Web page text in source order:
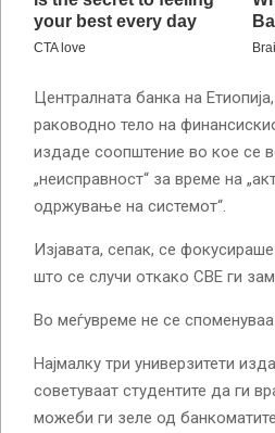
Централната банка на
раководно тело на
издаде соопштение во кое се
„неисправност“ за време на
одржување на системот“.
Изјавата, сепак, се
што се случи откако CBE ги
Во меѓувреме не се споменуваа
Најмалку три универзитети
советуваат студентите да ги
можеби ги зеле од